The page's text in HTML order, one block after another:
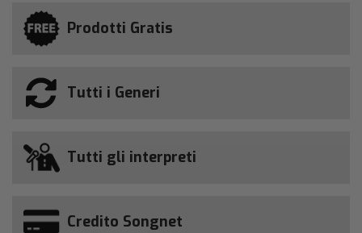
Prodotti Gratis
Tutti i Generi
Tutti gli interpreti
Credito Songnet